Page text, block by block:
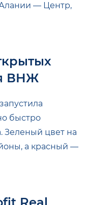
— Центр,
ВНЖ
быстро
Зеленый цвет на
а красный —